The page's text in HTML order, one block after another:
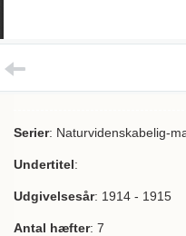
Serier: Naturvidenskabelig-
Undertitel:
Udgivelsesår: 1914 - 1915
Antal hæfter: 7